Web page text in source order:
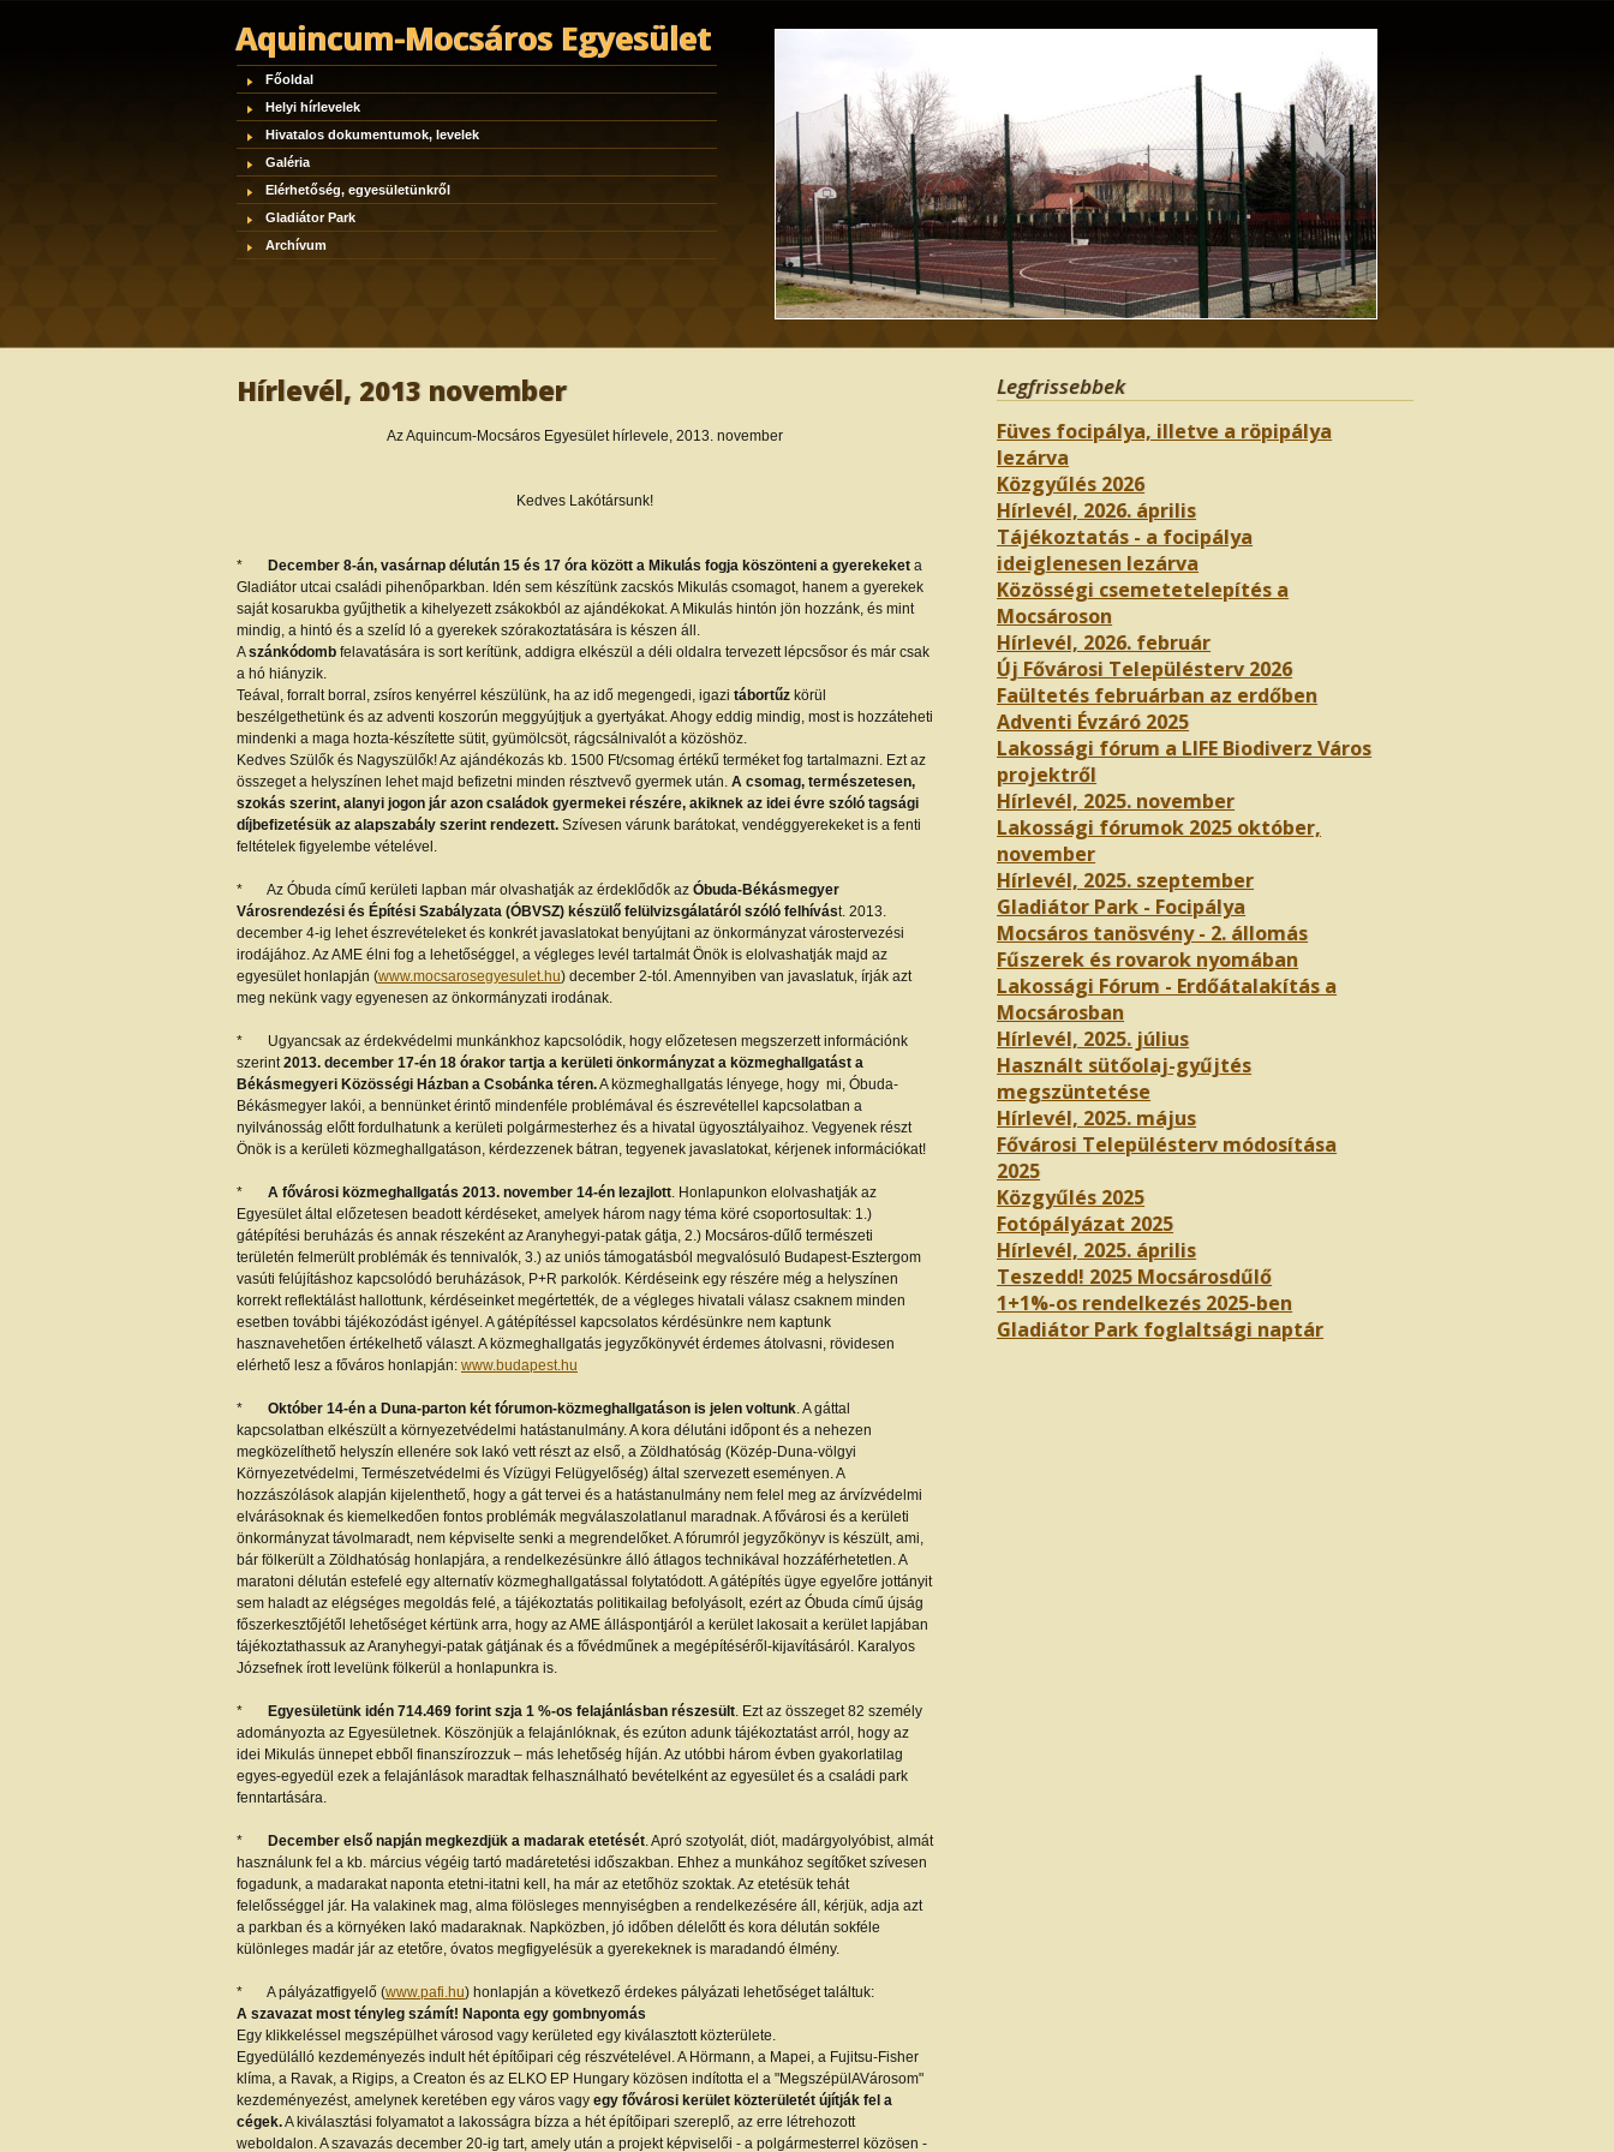
Aquincum-Mocsáros Egyesület
Főoldal
Helyi hírlevelek
Hivatalos dokumentumok, levelek
Galéria
Elérhetőség, egyesületünkről
Gladiátor Park
Archívum
Hírlevél, 2013 november
Az Aquincum-Mocsáros Egyesület hírlevele, 2013. november
Kedves Lakótársunk!
* December 8-án, vasárnap délután 15 és 17 óra között a Mikulás fogja köszönteni a gyerekeket a
Gladiátor utcai családi pihenőparkban. Idén sem készítünk zacskós Mikulás csomagot, hanem a gyerekek
saját kosarukba gyűjthetik a kihelyezett zsákokból az ajándékokat. A Mikulás hintón jön hozzánk, és mint
mindig, a hintó és a szelíd ló a gyerekek szórakoztatására is készen áll.
Aszánkódomb felavatására is sort kerítünk, addigra elkészül a déli oldalra tervezett lépcsősor és már csak
a hó hiányzik.
Teával, forralt borral, zsíros kenyérrel készülünk, ha az idő megengedi, igazi tábortűz körül
beszélgethetünk és az adventi koszorún meggyújtjuk a gyertyákat. Ahogy eddig mindig, most is hozzáteheti
mindenki a maga hozta-készítette sütit, gyümölcsöt, rágcsálnivalót a közöshöz.
Kedves Szülők és Nagyszülők! Az ajándékozás kb. 1500 Ft/csomag értékű terméket fog tartalmazni. Ezt az
összeget a helyszínen lehet majd befizetni minden résztvevő gyermek után. A csomag, természetesen,
szokás szerint, alanyi jogon jár azon családok gyermekei részére, akiknek az idei évre szóló tagsági
díjbefizetésük az alapszabály szerint rendezett. Szívesen várunk barátokat, vendéggyerekeket is a fenti
feltételek figyelembe vételével.
* Az Óbuda című kerületi lapban már olvashatják az érdeklődők az Óbuda-Békásmegyer
Városrendezési és Építési Szabályzata (ÓBVSZ) készülő felülvizsgálatáról szóló felhívást. 2013.
december 4-ig lehet észrevételeket és konkrét javaslatokat benyújtani az önkormányzat várostervezési
irodájához. Az AME élni fog a lehetőséggel, a végleges levél tartalmát Önök is elolvashatják majd az
egyesület honlapján (www.mocsarosegyesulet.hu) december 2-tól. Amennyiben van javaslatuk, írják azt
meg nekünk vagy egyenesen az önkormányzati irodának.
* Ugyancsak az érdekvédelmi munkánkhoz kapcsolódik, hogy előzetesen megszerzett információnk
szerint2013. december 17-én 18 órakor tartja a kerületi önkormányzat a közmeghallgatást a
Békásmegyeri Közösségi Házban a Csobánka téren.A közmeghallgatás lényege, hogy mi, Óbuda-
Békásmegyer lakói, a bennünket érintő mindenféle problémával és észrevétellel kapcsolatban a
nyilvánosság előtt fordulhatunk a kerületi polgármesterhez és a hivatal ügyosztályaihoz. Vegyenek részt
Önök is a kerületi közmeghallgatáson, kérdezzenek bátran, tegyenek javaslatokat, kérjenek információkat!
* A fővárosi közmeghallgatás 2013. november 14-én lezajlott. Honlapunkon elolvashatják az
Egyesület által előzetesen beadott kérdéseket, amelyek három nagy téma köré csoportosultak: 1.)
gátépítési beruházás és annak részeként az Aranyhegyi-patak gátja, 2.) Mocsáros-dűlő természeti
területén felmerült problémák és tennivalók, 3.) az uniós támogatásból megvalósuló Budapest-Esztergom
vasúti felújításhoz kapcsolódó beruházások, P+R parkolók. Kérdéseink egy részére még a helyszínen
korrekt reflektálást hallottunk, kérdéseinket megértették, de a végleges hivatali válasz csaknem minden
esetben további tájékozódást igényel. A gátépítéssel kapcsolatos kérdésünkre nem kaptunk
hasznavehetően értékelhető választ. A közmeghallgatás jegyzőkönyvét érdemes átolvasni, rövidesen
elérhető lesz a főváros honlapján: www.budapest.hu
* Október 14-én a Duna-parton két fórumon-közmeghallgatáson is jelen voltunk. A gáttal
kapcsolatban elkészült a környezetvédelmi hatástanulmány. A kora délutáni időpont és a nehezen
megközelíthető helyszín ellenére sok lakó vett részt az első, a Zöldhatóság (Közép-Duna-völgyi
Környezetvédelmi, Természetvédelmi és Vízügyi Felügyelőség) által szervezett eseményen. A
hozzászólások alapján kijelenthető, hogy a gát tervei és a hatástanulmány nem felel meg az árvízvédelmi
elvárásoknak és kiemelkedően fontos problémák megválaszolatlanul maradnak. A fővárosi és a kerületi
önkormányzat távolmaradt, nem képviselte senki a megrendelőket. A fórumról jegyzőkönyv is készült, ami,
bár fölkerült a Zöldhatóság honlapjára, a rendelkezésünkre álló átlagos technikával hozzáférhetetlen. A
maratoni délután estefelé egy alternatív közmeghallgatással folytatódott. A gátépítés ügye egyelőre jottányit
sem haladt az elégséges megoldás felé, a tájékoztatás politikailag befolyásolt, ezért az Óbuda című újság
főszerkesztőjétől lehetőséget kértünk arra, hogy az AME álláspontjáról a kerület lakosait a kerület lapjában
tájékoztathassuk az Aranyhegyi-patak gátjának és a fővédműnek a megépítéséről-kijavításáról. Karalyos
Józsefnek írott levelünk fölkerül a honlapunkra is.
* Egyesületünk idén 714.469 forint szja 1 %-os felajánlásban részesült. Ezt az összeget 82 személy
adományozta az Egyesületnek. Köszönjük a felajánlóknak, és ezúton adunk tájékoztatást arról, hogy az
idei Mikulás ünnepet ebből finanszírozzuk – más lehetőség híján. Az utóbbi három évben gyakorlatilag
egyes-egyedül ezek a felajánlások maradtak felhasználható bevételként az egyesület és a családi park
fenntartására.
* December első napján megkezdjük a madarak etetését. Apró szotyolát, diót, madárgyolyóbist, almát
használunk fel a kb. március végéig tartó madáretetési időszakban. Ehhez a munkához segítőket szívesen
fogadunk, a madarakat naponta etetni-itatni kell, ha már az etetőhöz szoktak. Az etetésük tehát
felelősséggel jár. Ha valakinek mag, alma fölösleges mennyiségben a rendelkezésére áll, kérjük, adja azt
a parkban és a környéken lakó madaraknak. Napközben, jó időben délelőtt és kora délután sokféle
különleges madár jár az etetőre, óvatos megfigyelésük a gyerekeknek is maradandó élmény.
* A pályázatfigyelő (www.pafi.hu) honlapján a következő érdekes pályázati lehetőséget találtuk:
A szavazat most tényleg számít! Naponta egy gombnyomás
Egy klikkeléssel megszépülhet városod vagy kerületed egy kiválasztott közterülete.
Egyedülálló kezdeményezés indult hét építőipari cég részvételével. A Hörmann, a Mapei, a Fujitsu-Fisher
klíma, a Ravak, a Rigips, a Creaton és az ELKO EP Hungary közösen indította el a "MegszépülAVárosom"
kezdeményezést, amelynek keretében egy város vagy egy fővárosi kerület közterületét újítják fel a
cégek.A kiválasztási folyamatot a lakosságra bízza a hét építőipari szereplő, az erre létrehozott
weboldalon. A szavazás december 20-ig tart, amely után a projekt képviselői - a polgármesterrel közösen -
Legfrissebbek
Füves focipálya, illetve a röpipálya
lezárva
Közgyűlés 2026
Hírlevél, 2026. április
Tájékoztatás - a focipálya
ideiglenesen lezárva
Közösségi csemetetelepítés a
Mocsároson
Hírlevél, 2026. február
Új Fővárosi Településterv 2026
Faültetés februárban az erdőben
Adventi Évzáró 2025
Lakossági fórum a LIFE Biodiverz Város
projektről
Hírlevél, 2025. november
Lakossági fórumok 2025 október,
november
Hírlevél, 2025. szeptember
Gladiátor Park - Focipálya
Mocsáros tanösvény - 2. állomás
Fűszerek és rovarok nyomában
Lakossági Fórum - Erdőátalakítás a
Mocsárosban
Hírlevél, 2025. július
Használt sütőolaj-gyűjtés
megszüntetése
Hírlevél, 2025. május
Fővárosi Településterv módosítása
2025
Közgyűlés 2025
Fotópályázat 2025
Hírlevél, 2025. április
Teszedd! 2025 Mocsárosdűlő
1+1%-os rendelkezés 2025-ben
Gladiátor Park foglaltsági naptár